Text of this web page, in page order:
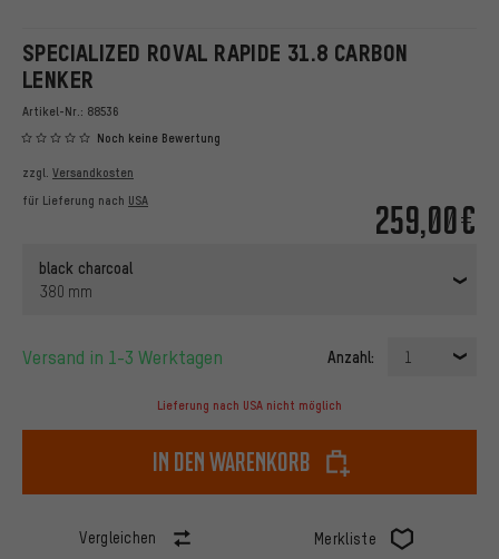
SPECIALIZED ROVAL RAPIDE 31.8 CARBON
LENKER
Artikel-Nr.: 88536
Noch keine Bewertung
259,00€
zzgl. Versandkosten
für Lieferung nach USA
black charcoal
380 mm
Versand in 1-3 Werktagen Anzahl: 1
Lieferung nach USA nicht möglich
In den Warenkorb
Vergleichen Merkliste